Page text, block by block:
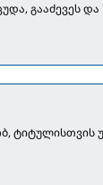
გააძევეს და